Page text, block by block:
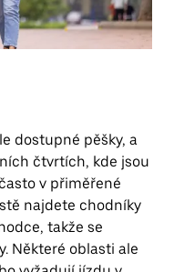
dostupné pěšky, a
čtvrtích, kde jsou
v přiměřené
najdete chodníky
takže se
Některé oblasti ale